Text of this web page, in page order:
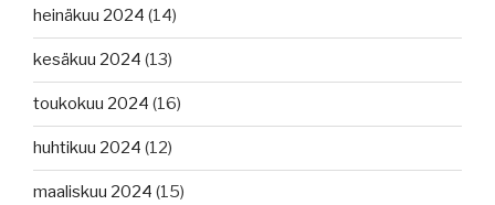
heinäkuu 2024 (14)
kesäkuu 2024 (13)
toukokuu 2024 (16)
huhtikuu 2024 (12)
maaliskuu 2024 (15)